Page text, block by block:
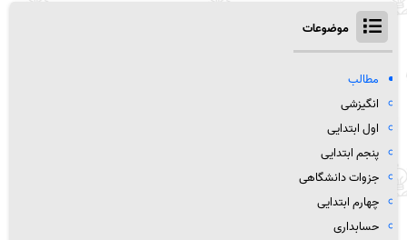
موضوعات
مطالب
انگیزشی
اول ابتدایی
پنجم ابتدایی
جزوات دانشگاهی
چهارم ابتدایی
حسابداری